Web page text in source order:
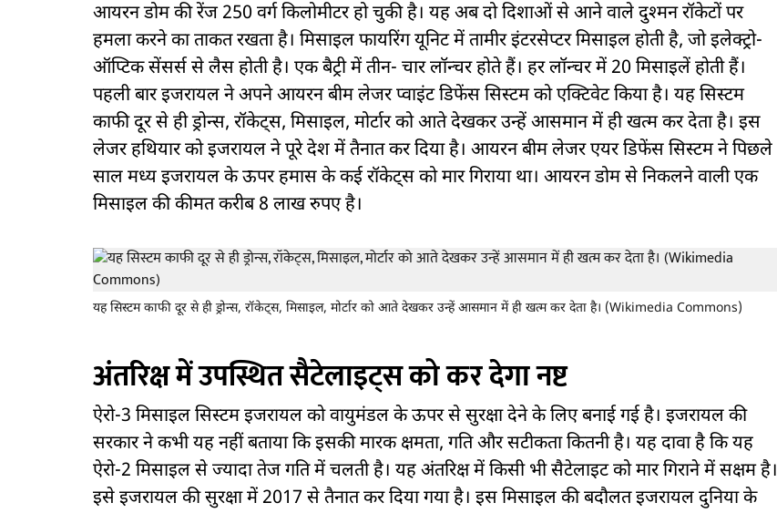
आयरन डोम की रेंज 250 वर्ग किलोमीटर हो चुकी है। यह अब दो दिशाओं से आने वाले दुश्मन रॉकेटों पर
हमला करने का ताकत रखता है। मिसाइल फायरिंग यूनिट में तामीर इंटरसेप्टर मिसाइल होती है, जो इलेक्ट्रो-
ऑप्टिक सेंसर्स से लैस होती है। एक बैट्री में तीन- चार लॉन्चर होते हैं। हर लॉन्चर में 20 मिसाइलें होती हैं।
पहली बार इजरायल ने अपने आयरन बीम लेजर प्वाइंट डिफेंस सिस्टम को एक्टिवेट किया है। यह सिस्टम
काफी दूर से ही ड्रोन्स, रॉकेट्स, मिसाइल, मोर्टार को आते देखकर उन्हें आसमान में ही खत्म कर देता है। इस
लेजर हथियार को इजरायल ने पूरे देश में तैनात कर दिया है। आयरन बीम लेजर एयर डिफेंस सिस्टम ने पिछले
साल मध्य इजरायल के ऊपर हमास के कई रॉकेट्स को मार गिराया था। आयरन डोम से निकलने वाली एक
मिसाइल की कीमत करीब 8 लाख रुपए है।
यह सिस्टम काफी दूर से ही ड्रोन्स, रॉकेट्स, मिसाइल, मोर्टार को आते देखकर उन्हें आसमान में ही खत्म कर देता है। (Wikimedia Commons)
अंतरिक्ष में उपस्थित सैटेलाइट्स को कर देगा नष्ट
ऐरो-3 मिसाइल सिस्टम इजरायल को वायुमंडल के ऊपर से सुरक्षा देने के लिए बनाई गई है। इजरायल की
सरकार ने कभी यह नहीं बताया कि इसकी मारक क्षमता, गति और सटीकता कितनी है। यह दावा है कि यह
ऐरो-2 मिसाइल से ज्यादा तेज गति में चलती है। यह अंतरिक्ष में किसी भी सैटेलाइट को मार गिराने में सक्षम है।
इसे इजरायल की सुरक्षा में 2017 से तैनात कर दिया गया है। इस मिसाइल की बदौलत इजरायल दुनिया के